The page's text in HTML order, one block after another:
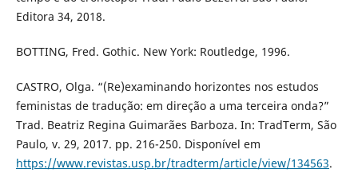
Editora 34, 2018.
BOTTING, Fred. Gothic. New York: Routledge, 1996.
CASTRO, Olga. “(Re)examinando horizontes nos estudos
feministas de tradução: em direção a uma terceira onda?”
Trad. Beatriz Regina Guimarães Barboza. In: TradTerm, São
Paulo, v. 29, 2017. pp. 216-250. Disponível em
https://www.revistas.usp.br/tradterm/article/view/134563.